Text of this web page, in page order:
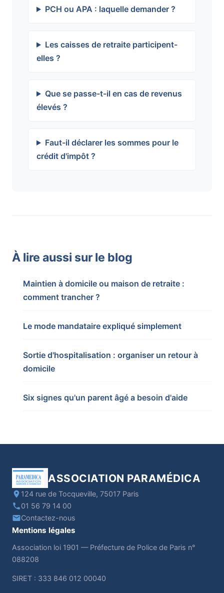
PCH ou APA : laquelle demander ?
Les caisses de retraite participent-
elles ?
Que se passe-t-il en cas de revenus
élevés ?
Faut-il déclarer les sommes pour le
crédit d'impôt ?
À lire aussi sur le blog
Maintien à domicile ou maison de retraite :
comment trancher ?
Le mode mandataire expliqué simplement
Sortie d'hospitalisation : organiser un retour à
domicile
Six signes qu'un parent âgé a besoin d'aide
ASSOCIATION PARAMÉDICA
124 rue de Tocqueville, 75017 Paris
01 56 79 14 00
Contactez-nous
Mentions légales
Association loi 1901 — Préfecture de Police de Paris n°
088208
SIRET : 333 846 012 00040